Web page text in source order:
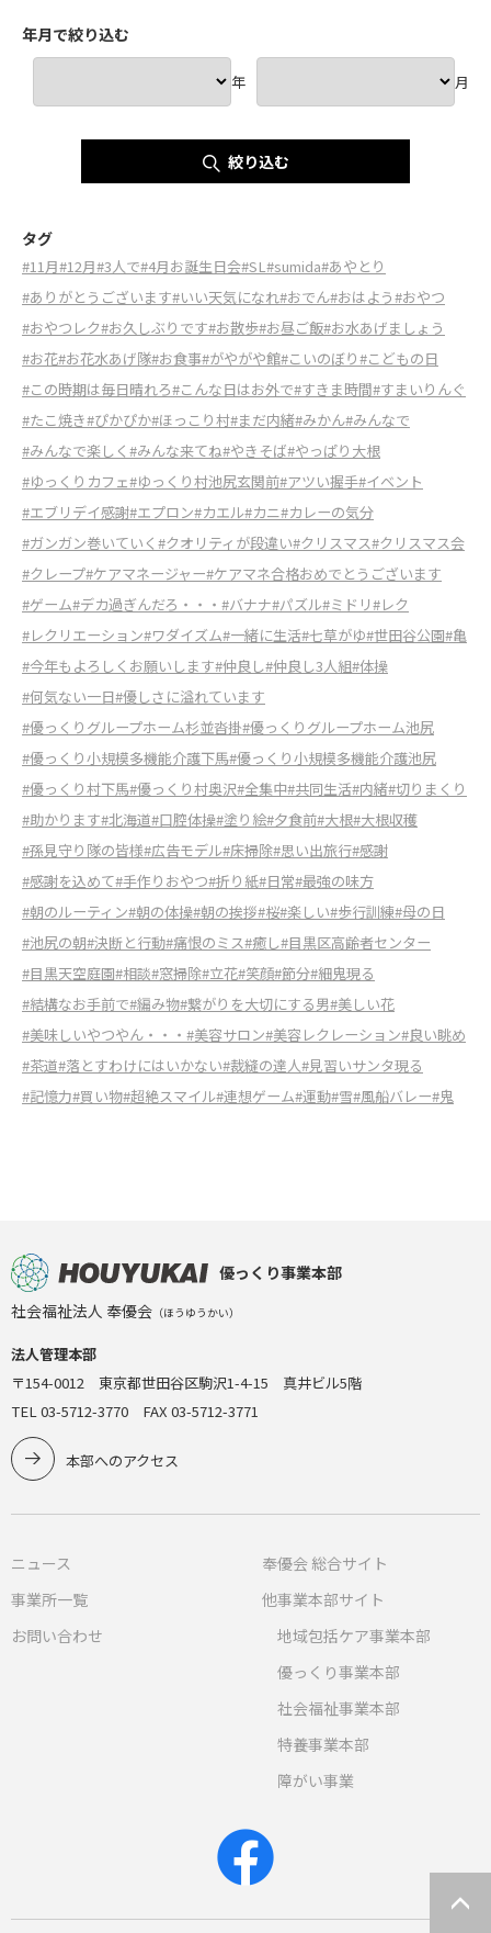
年月で絞り込む
年 月
絞り込む
タグ
#11月#12月#3人で#4月お誕生日会#SL#sumida#あやとり
#ありがとうございます#いい天気になれ#おでん#おはよう#おやつ
#おやつレク#お久しぶりです#お散歩#お昼ご飯#お水あげましょう
#お花#お花水あげ隊#お食事#がやがや館#こいのぼり#こどもの日
#この時期は毎日晴れろ#こんな日はお外で#すきま時間#すまいりんぐ
#たこ焼き#ぴかぴか#ほっこり村#まだ内緒#みかん#みんなで
#みんなで楽しく #みんな来てね#やきそば#やっぱり大根
#ゆっくりカフェ#ゆっくり村池尻玄関前#アツい握手#イベント
#エブリデイ感謝#エプロン#カエル#カニ#カレーの気分
#ガンガン巻いていく #クオリティが段違い#クリスマス#クリスマス会
#クレープ#ケアマネージャー#ケアマネ合格おめでとうございます
#ゲーム#デカ過ぎんだろ・・・ #バナナ#パズル#ミドリ#レク
#レクリエーション#ワダイズム#一緒に生活#七草がゆ#世田谷公園#亀
#今年もよろしくお願いします#仲良し#仲良し3人組#体操
#何気ない一日#優しさに溢れています
#優っくりグループホーム杉並沓掛#優っくりグループホーム池尻
#優っくり小規模多機能介護下馬#優っくり小規模多機能介護池尻
#優っくり村下馬#優っくり村奥沢#全集中#共同生活#内緒#切りまくり
#助かります#北海道#口腔体操#塗り絵#夕食前#大根#大根収穫
#孫見守り隊の皆様#広告モデル#床掃除#思い出旅行#感謝
#感謝を込めて#手作りおやつ#折り紙#日常#最強の味方
#朝のルーティン#朝の体操#朝の挨拶#桜#楽しい#歩行訓練#母の日
#池尻の朝#決断と行動#痛恨のミス#癒し#目黒区高齢者センター
#目黒天空庭園#相談#窓掃除#立花#笑顔#節分#細鬼現る
#結構なお手前で#編み物#繋がりを大切にする男#美しい花
#美味しいやつやん・・・ #美容サロン#美容レクレーション#良い眺め
#茶道#落とすわけにはいかない#裁縫の達人#見習いサンタ現る
#記憶力#買い物#超絶スマイル#連想ゲーム#運動#雪#風船バレー#鬼
優っくり事業本部
社会福祉法人 奉優会 （ほうゆうかい）
法人管理本部
〒154-0012 東京都世田谷区駒沢1-4-15 真井ビル5階
TEL 03-5712-3770 FAX 03-5712-3771
本部へのアクセス
ニュース
事業所一覧
お問い合わせ
奉優会 総合サイト
他事業本部サイト
地域包括ケア事業本部
優っくり事業本部
社会福祉事業本部
特養事業本部
障がい事業